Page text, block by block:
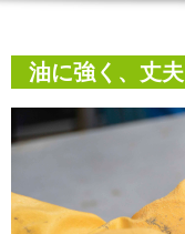
油に強く、丈夫